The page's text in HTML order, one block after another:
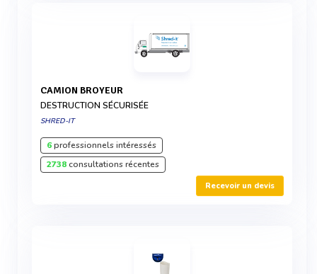
CAMION BROYEUR
DESTRUCTION SÉCURISÉE
SHRED-IT
6professionnels intéressés
2738consultations récentes
Recevoir un devis